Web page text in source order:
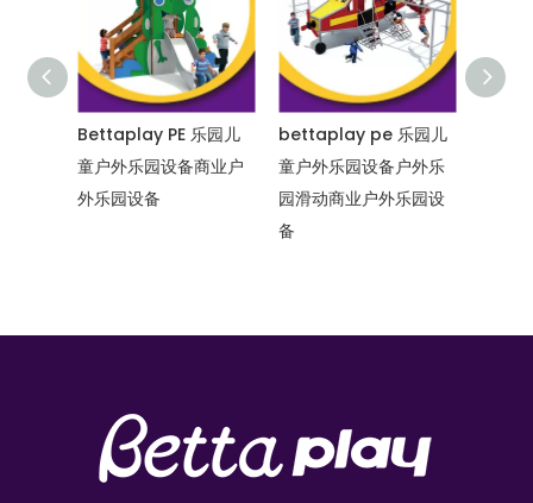
Bettaplay PE 乐园儿
童户外乐园设备商业户
外乐园设备
bettaplay pe 乐园儿
童户外乐园设备户外乐
园滑动商业户外乐园设
备